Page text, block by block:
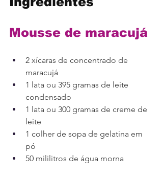
Mousse de maracujá
2 xícaras de concentrado de
maracujá
1 lata ou 395 gramas de leite
condensado
1 lata ou 300 gramas de creme de
leite
1 colher de sopa de gelatina em
pó
50 mililitros de água morna